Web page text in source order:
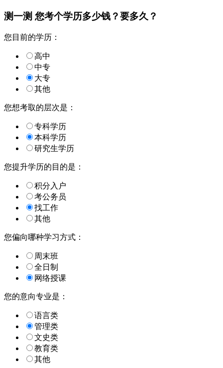
测一测 您考个学历多少钱？要多久？
您目前的学历：
高中
中专
大专
其他
您想考取的层次是：
专科学历
本科学历
研究生学历
您提升学历的目的是：
积分入户
考公务员
找工作
其他
您偏向哪种学习方式：
周末班
全日制
网络授课
您的意向专业是：
语言类
管理类
文史类
教育类
其他